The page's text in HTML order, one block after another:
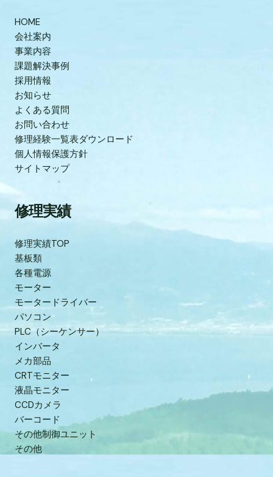
HOME
会社案内
事業内容
課題解決事例
採用情報
お知らせ
よくある質問
お問い合わせ
修理経験一覧表ダウンロード
個人情報保護方針
サイトマップ
修理実績
修理実績TOP
基板類
各種電源
モーター
モータードライバー
パソコン
PLC（シーケンサー）
インバータ
メカ部品
CRTモニター
液晶モニター
CCDカメラ
バーコード
その他制御ユニット
その他